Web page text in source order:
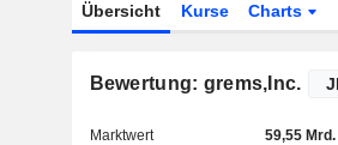
Übersicht Kurse Charts
Bewertung: grems,Inc.
Marktwert 59,55 Mrd.